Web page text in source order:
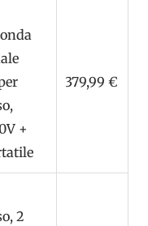
+
379,99 €
2